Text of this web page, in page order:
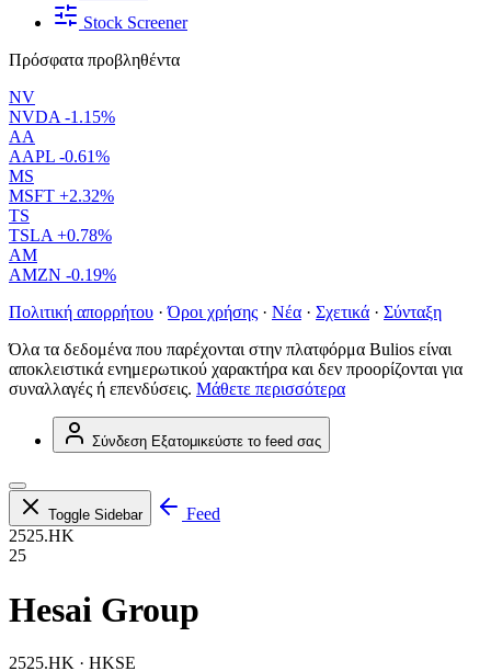
Stock Screener
Πρόσφατα προβληθέντα
NV
NVDA -1.15%
AA
AAPL -0.61%
MS
MSFT +2.32%
TS
TSLA +0.78%
AM
AMZN -0.19%
Πολιτική απορρήτου · Όροι χρήσης · Νέα · Σχετικά · Σύνταξη
Όλα τα δεδομένα που παρέχονται στην πλατφόρμα Bulios είναι
αποκλειστικά ενημερωτικού χαρακτήρα και δεν προορίζονται για
συναλλαγές ή επενδύσεις. Μάθετε περισσότερα
Σύνδεση Εξατομικεύστε το feed σας
Toggle Sidebar
Feed
2525.HK
25
Hesai Group
2525.HK · HKSE